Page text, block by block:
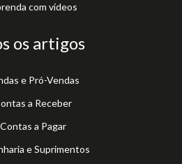
com vídeos
os artigos
e Pró-Vendas
a Receber
Contas a Pagar
e Suprimentos